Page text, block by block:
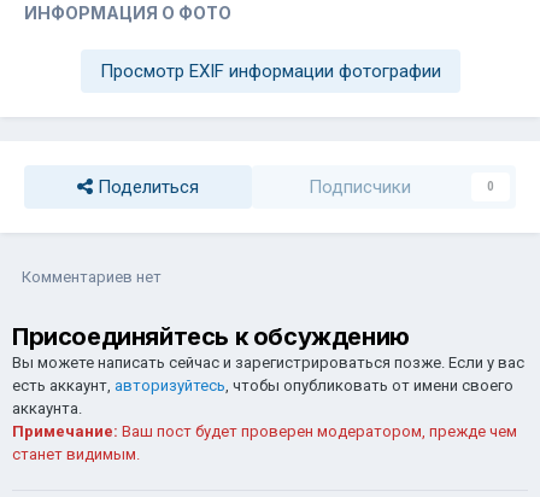
ИНФОРМАЦИЯ О ФОТО
Просмотр EXIF информации фотографии
Поделиться Подписчики 0
Комментариев нет
Присоединяйтесь к обсуждению
Вы можете написать сейчас и зарегистрироваться позже. Если у вас
есть аккаунт, авторизуйтесь , чтобы опубликовать от имени своего
аккаунта.
Примечание: Ваш пост будет проверен модератором, прежде чем
станет видимым.